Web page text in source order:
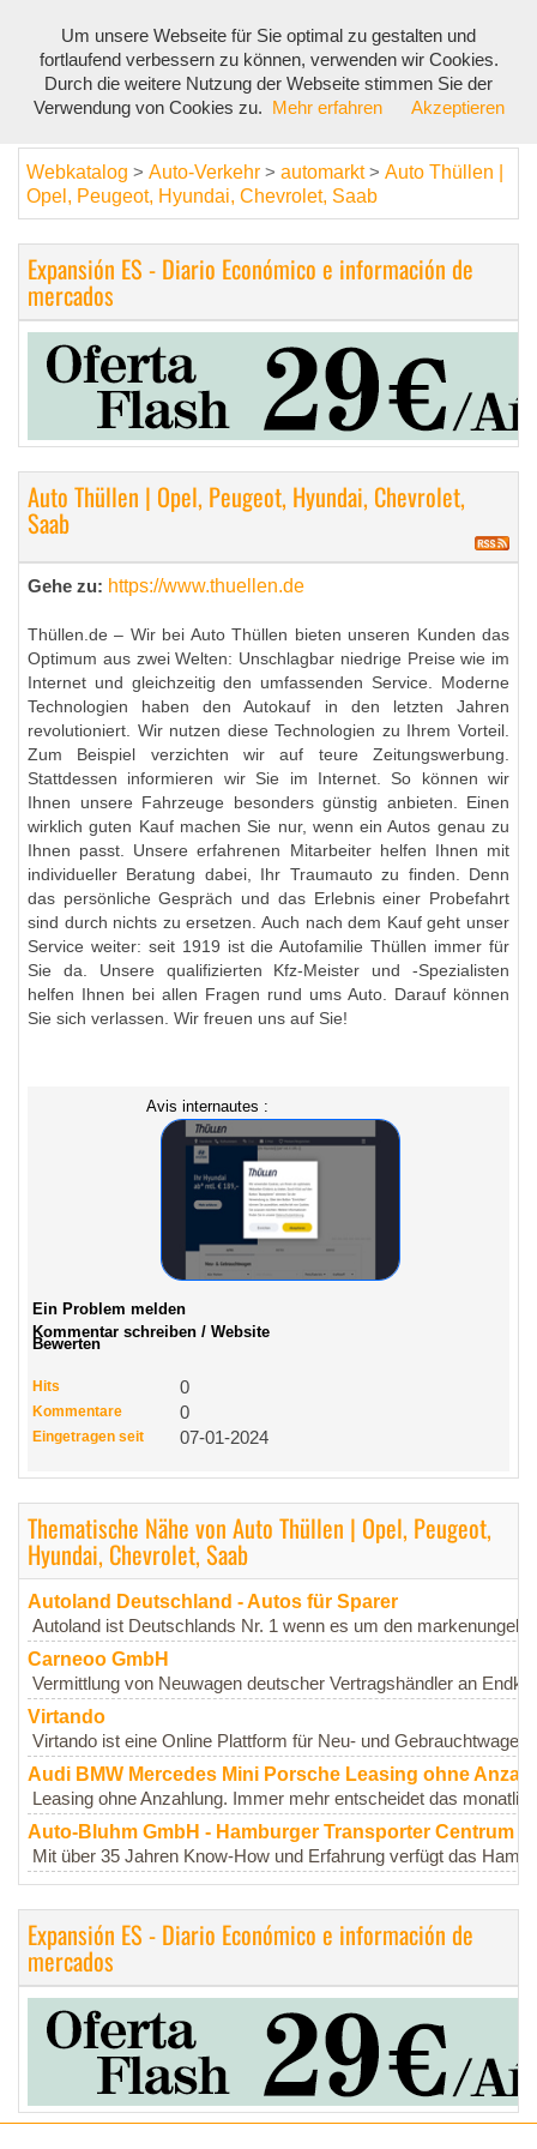
Webkatalog > Auto-Verkehr > automarkt> Auto Thüllen |
Opel, Peugeot, Hyundai, Chevrolet, Saab
Expansión ES - Diario Económico e información de
mercados
Auto Thüllen | Opel, Peugeot, Hyundai, Chevrolet,
Saab
Gehe zu: https://www.thuellen.de
Thüllen.de – Wir bei Auto Thüllen bieten unseren Kunden das
Optimum aus zwei Welten: Unschlagbar niedrige Preise wie im
Internet und gleichzeitig den umfassenden Service. Moderne
Technologien haben den Autokauf in den letzten Jahren
revolutioniert. Wir nutzen diese Technologien zu Ihrem Vorteil.
Zum Beispiel verzichten wir auf teure Zeitungswerbung.
Stattdessen informieren wir Sie im Internet. So können wir
Ihnen unsere Fahrzeuge besonders günstig anbieten. Einen
wirklich guten Kauf machen Sie nur, wenn ein Autos genau zu
Ihnen passt. Unsere erfahrenen Mitarbeiter helfen Ihnen mit
individueller Beratung dabei, Ihr Traumauto zu finden. Denn
das persönliche Gespräch und das Erlebnis einer Probefahrt
sind durch nichts zu ersetzen. Auch nach dem Kauf geht unser
Service weiter: seit 1919 ist die Autofamilie Thüllen immer für
Sie da. Unsere qualifizierten Kfz-Meister und -Spezialisten
helfen Ihnen bei allen Fragen rund ums Auto. Darauf können
Sie sich verlassen. Wir freuen uns auf Sie!
Avis internautes :
Ein Problem melden
Kommentar schreiben / Website
Bewerten
Hits 0
Kommentare 0
Eingetragen seit 07-01-2024
Thematische Nähe von Auto Thüllen | Opel, Peugeot,
Hyundai, Chevrolet, Saab
Autoland Deutschland - Autos für Sparer
Autoland ist Deutschlands Nr. 1 wenn es um den
Carneoo GmbH
Vermittlung von Neuwagen deutscher Vertragshändler an
Virtando
Virtando ist eine Online Plattform für Neu- und
Audi BMW Mercedes Mini Porsche Leasing ohne
Leasing ohne Anzahlung. Immer mehr entscheidet das
Auto-Bluhm GmbH - Hamburger Transporter Centrum
Mit über 35 Jahren Know-How und Erfahrung verfügt das
Expansión ES - Diario Económico e información de
mercados
Um unsere Webseite für Sie optimal zu gestalten und
fortlaufend verbessern zu können, verwenden wir Cookies.
Durch die weitere Nutzung der Webseite stimmen Sie der
Verwendung von Cookies zu.
Mehr erfahren Akzeptieren